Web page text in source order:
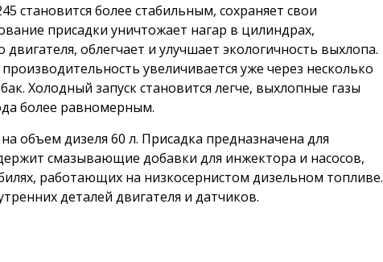
становится более стабильным, сохраняет свои
присадки уничтожает нагар в цилиндрах,
облегчает и улучшает экологичность выхлопа.
увеличивается уже через несколько
Холодный запуск становится легче, выхлопные газы
более равномерным.
объем дизеля 60 л. Присадка предназначена для
смазывающие добавки для инжектора и насосов,
работающих на низкосернистом дизельном топливе.
деталей двигателя и датчиков.